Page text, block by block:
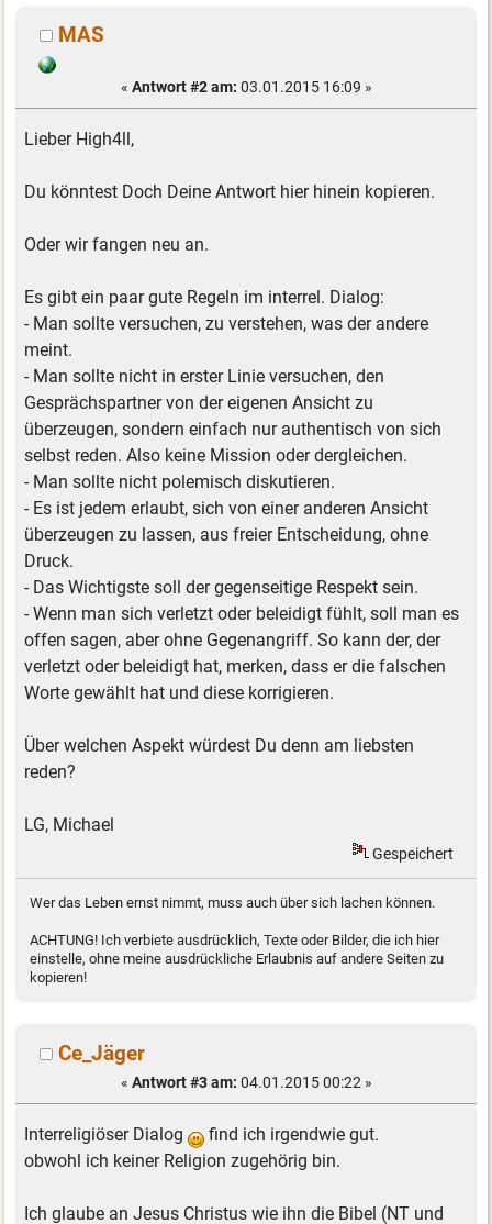
MAS
« Antwort #2 am: 03.01.2015 16:09 »
Lieber High4ll,
Du könntest Doch Deine Antwort hier hinein kopieren.
Oder wir fangen neu an.
Es gibt ein paar gute Regeln im interrel. Dialog:
- Man sollte versuchen, zu verstehen, was der andere
meint.
- Man sollte nicht in erster Linie versuchen, den
Gesprächspartner von der eigenen Ansicht zu
überzeugen, sondern einfach nur authentisch von sich
selbst reden. Also keine Mission oder dergleichen.
- Man sollte nicht polemisch diskutieren.
- Es ist jedem erlaubt, sich von einer anderen Ansicht
überzeugen zu lassen, aus freier Entscheidung, ohne
Druck.
- Das Wichtigste soll der gegenseitige Respekt sein.
- Wenn man sich verletzt oder beleidigt fühlt, soll man es
offen sagen, aber ohne Gegenangriff. So kann der, der
verletzt oder beleidigt hat, merken, dass er die falschen
Worte gewählt hat und diese korrigieren.
Über welchen Aspekt würdest Du denn am liebsten
reden?
LG, Michael
Gespeichert
Wer das Leben ernst nimmt, muss auch über sich lachen können.
ACHTUNG! Ich verbiete ausdrücklich, Texte oder Bilder, die ich hier
einstelle, ohne meine ausdrückliche Erlaubnis auf andere Seiten zu
kopieren!
Ce_Jäger
« Antwort #3 am: 04.01.2015 00:22 »
Interreligiöser Dialog
find ich irgendwie gut.
obwohl ich keiner Religion zugehörig bin.
Ich glaube an Jesus Christus wie ihn die Bibel (NT und